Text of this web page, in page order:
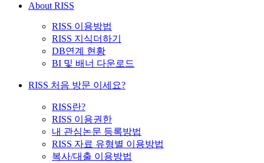
About RISS
RISS 이용방법
RISS 지식더하기
DB연계 현황
BI 및 배너 다운로드
RISS 처음 방문 이세요?
RISS란?
RISS 이용권한
내 관심논문 등록방법
RISS 자료 유형별 이용방법
복사/대출 이용방법